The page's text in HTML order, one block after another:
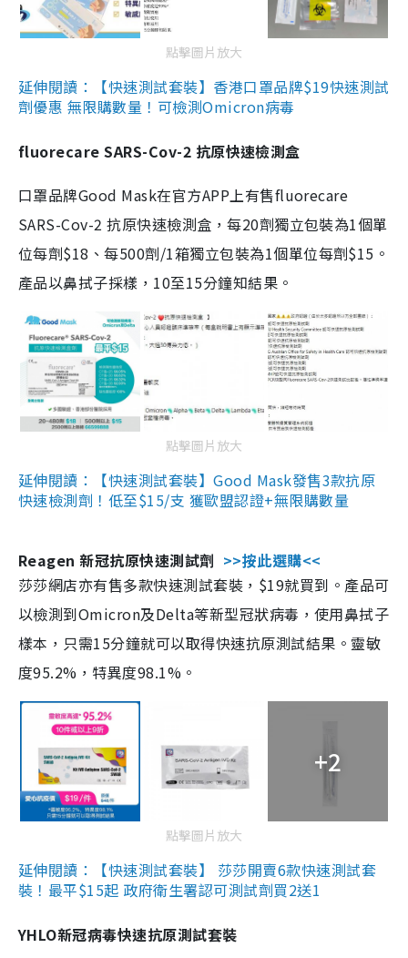
點擊圖片放大
延伸閱讀：【快速測試套裝】香港口罩品牌$19快速測試
劑優惠 無限購數量！可檢測Omicron病毒
fluorecare SARS-Cov-2 抗原快速檢測盒
口罩品牌Good Mask在官方APP上有售fluorecare
SARS-Cov-2 抗原快速檢測盒，每20劑獨立包裝為1個單
位每劑$18、每500劑/1箱獨立包裝為1個單位每劑$15。
產品以鼻拭子採樣，10至15分鐘知結果。
點擊圖片放大
延伸閱讀：【快速測試套裝】Good Mask發售3款抗原
快速檢測劑！低至$15/支 獲歐盟認證+無限購數量
Reagen 新冠抗原快速測試劑 >>按此選購<<
莎莎網店亦有售多款快速測試套裝，$19就買到。產品可
以檢測到Omicron及Delta等新型冠狀病毒，使用鼻拭子
樣本，只需15分鐘就可以取得快速抗原測試結果。靈敏
度95.2%，特異度98.1%。
+2
點擊圖片放大
延伸閱讀：【快速測試套裝】 莎莎開賣6款快速測試套
裝！最平$15起 政府衛生署認可測試劑買2送1
YHLO新冠病毒快速抗原測試套裝